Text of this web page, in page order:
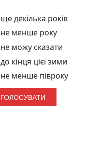
ще декілька років
не менше року
не можу сказати
до кінця цієї зими
не менше півроку